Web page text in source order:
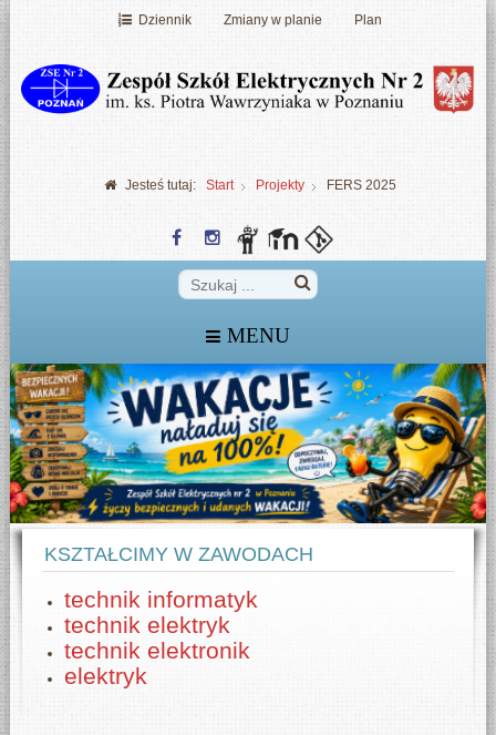
Dziennik Zmiany w planie Plan
Jesteś tutaj: Start Projekty FERS 2025
MENU
KSZTAŁCIMY W ZAWODACH
technik informatyk
technik elektryk
technik elektronik
elektryk